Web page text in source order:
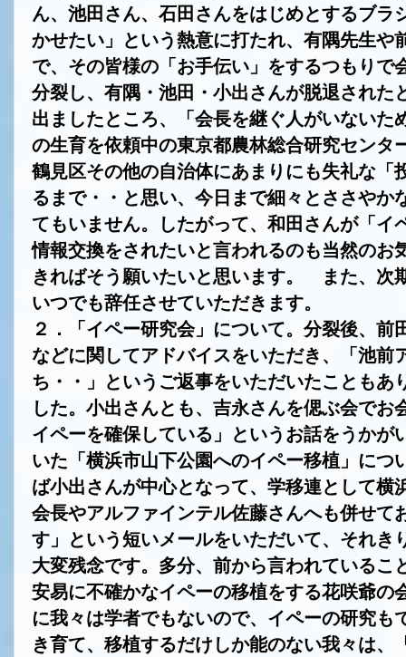
ん、池田さん、石田さんをはじめとするブ
かせたい」という熱意に打たれ、有隅先生
で、その皆様の「お手伝い」をするつもり
分裂し、有隅・池田・小出さんが脱退され
出ましたところ、「会長を継ぐ人がいない
の生育を依頼中の東京都農林総合研究セン
鶴見区その他の自治体にあまりにも失礼な
るまで・・と思い、今日まで細々とささや
てもいません。したがって、和田さんが「
情報交換をされたいと言われるのも当然の
きればそう願いたいと思います。 また、次
いつでも辞任させていただきます。
２．「イペー研究会」について。分裂後、
などに関してアドバイスをいただき、「池
ち・・」というご返事をいただいたことも
した。小出さんとも、吉永さんを偲ぶ会で
イペーを確保している」というお話をうか
いた「横浜市山下公園へのイペー移植」に
ば小出さんが中心となって、学移連として
会長やアルファインテル佐藤さんへも併せ
す」という短いメールをいただいて、それ
大変残念です。多分、前から言われている
安易に不確かなイペーの移植をする花咲爺
に我々は学者でもないので、イペーの研究
き育て、移植するだけしか能のない我々は